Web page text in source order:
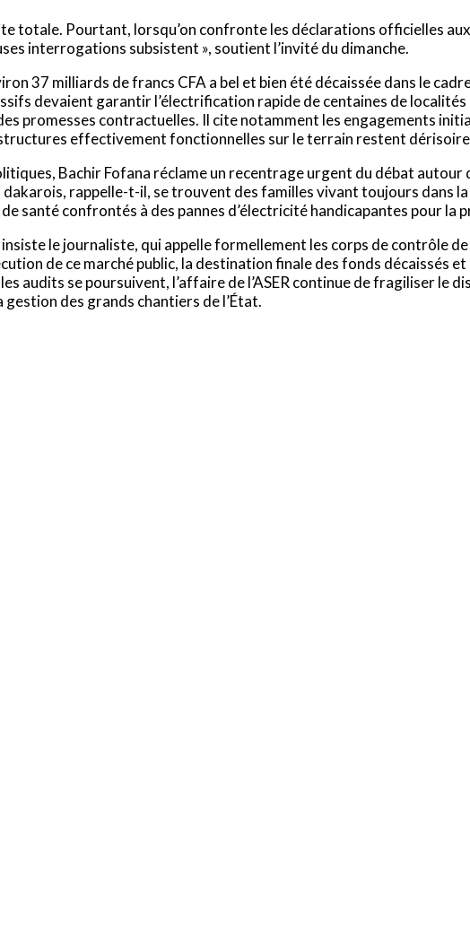
totale. Pourtant, lorsqu’on confronte les déclarations officielles
interrogations subsistent », soutient l’invité du dimanche.
37 milliards de francs CFA a bel et bien été décaissée dans le
devaient garantir l’électrification rapide de centaines de localités
promesses contractuelles. Il cite notamment les engagements
effectivement fonctionnelles sur le terrain restent
Bachir Fofana réclame un recentrage urgent du débat autour
rappelle-t-il, se trouvent des familles vivant toujours dans la
santé confrontés à des pannes d’électricité handicapantes pour la
le journaliste, qui appelle formellement les corps de contrôle
de ce marché public, la destination finale des fonds décaissés
se poursuivent, l’affaire de l’ASER continue de fragiliser le
des grands chantiers de l’État.